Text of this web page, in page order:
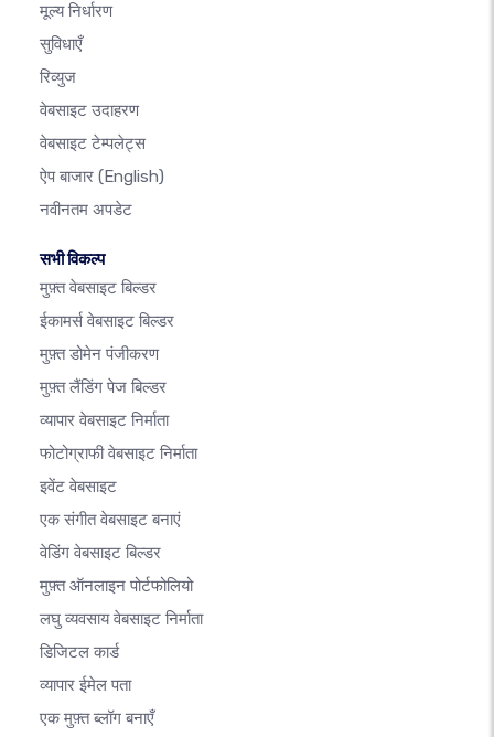
मूल्य निर्धारण
सुविधाएँ
रिव्युज
वेबसाइट उदाहरण
वेबसाइट टेम्पलेट्स
ऐप बाजार (English)
नवीनतम अपडेट
सभी विकल्प
मुफ़्त वेबसाइट बिल्डर
ईकामर्स वेबसाइट बिल्डर
मुफ़्त डोमेन पंजीकरण
मुफ़्त लैंडिंग पेज बिल्डर
व्यापार वेबसाइट निर्माता
फोटोग्राफी वेबसाइट निर्माता
इवेंट वेबसाइट
एक संगीत वेबसाइट बनाएं
वेडिंग वेबसाइट बिल्डर
मुफ़्त ऑनलाइन पोर्टफोलियो
लघु व्यवसाय वेबसाइट निर्माता
डिजिटल कार्ड
व्यापार ईमेल पता
एक मुफ़्त ब्लॉग बनाएँ